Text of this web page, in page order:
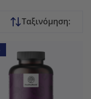
Ταξινόμηση: